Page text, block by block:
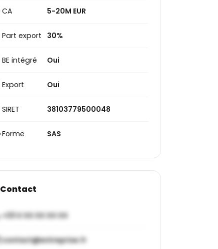
CA 5-20M EUR
Part export 30%
BE intégré Oui
Export Oui
SIRET 38103779500048
Forme SAS
Contact
+33 X XX XX XX XX
contact@entreprise.fr